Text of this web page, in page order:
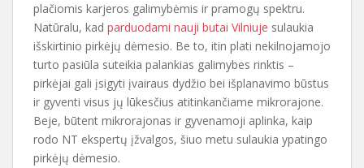
plačiomis karjeros galimybėmis ir pramogų spektru.
Natūralu, kad parduodami nauji butai Vilniuje sulaukia
išskirtinio pirkėjų dėmesio. Be to, itin plati nekilnojamojo
turto pasiūla suteikia palankias galimybes rinktis –
pirkėjai gali įsigyti įvairaus dydžio bei išplanavimo būstus
ir gyventi visus jų lūkesčius atitinkančiame mikrorajone.
Beje, būtent mikrorajonas ir gyvenamoji aplinka, kaip
rodo NT ekspertų įžvalgos, šiuo metu sulaukia ypatingo
pirkėjų dėmesio.